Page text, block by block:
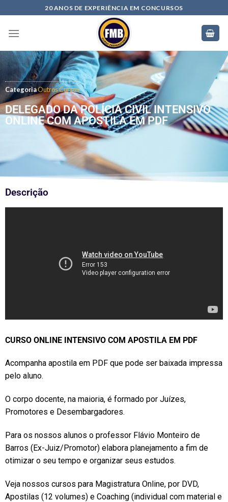
20 ANOS DE EXPERIÊNCIA EM CONCURSOS
CategoriaOutros Cursos
DELEGADO DA POLÍCIA CIVIL INTENSIVO
ONLINE COM APOSTILA EM PDF
Descrição
CURSO ONLINE INTENSIVO COM APOSTILA EM PDF
Acompanha apostila em PDF que pode ser baixada impressa
pelo aluno.
O corpo docente, na maioria, é formado por Juízes,
Promotores e Desembargadores.
Para os nossos alunos o professor Flávio Monteiro de
Barros (Ex-Juiz/Promotor) elabora planejamento a fim de
otimizar o seu tempo e organizar seus estudos.
Veja nossos cursos para Magistratura Online, por DVD,
Apostilas (12 volumes) e Coaching (individual com material e